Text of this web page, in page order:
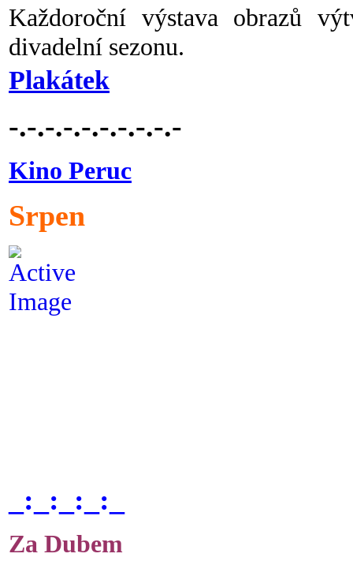
Každoroční výstava obrazů
divadelní sezonu.
Plakátek
-.-.-.-.-.-.-.-.-.-
Kino Peruc
Srpen
_:_:_:_:_
Za Dubem